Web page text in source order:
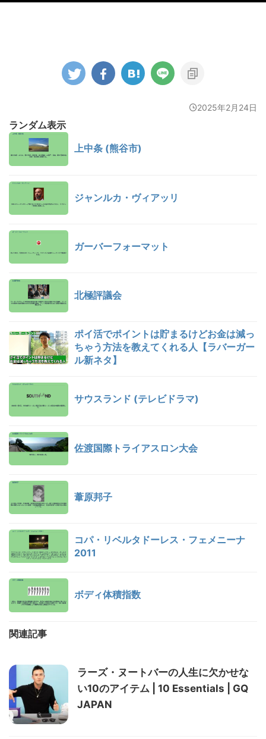
2025年2月24日
ランダム表示
上中条 (熊谷市)
ジャンルカ・ヴィアッリ
ガーバーフォーマット
北極評議会
ポイ活でポイントは貯まるけどお金は減っ
ちゃう方法を教えてくれる人【ラバーガー
ル新ネタ】
サウスランド (テレビドラマ)
佐渡国際トライアスロン大会
葦原邦子
コパ・リベルタドーレス・フェメニーナ
2011
ボディ体積指数
関連記事
ラーズ・ヌートバーの人生に欠かせな
い10のアイテム | 10 Essentials | GQ
JAPAN